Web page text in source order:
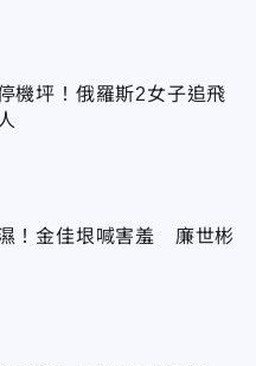
機坪！俄羅斯2女子追飛
！金佳垠喊害羞 廉世彬